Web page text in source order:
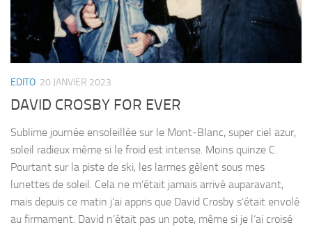
EDITO 20 JANVIER 2023
DAVID CROSBY FOR EVER
Sublime journée ensoleillée sur le Mont-Blanc, super ciel azur,
soleil radieux même si le froid est intense. Moins quinze C.
Pourtant sur la piste de ski, les larmes gèlent sous mes
lunettes de soleil. Cela ne m’était jamais arrivé auparavant,
mais depuis ce matin j’ai appris que David Crosby s’était envolé
au firmament. David n’était pas un pote, même si je l’ai croisé